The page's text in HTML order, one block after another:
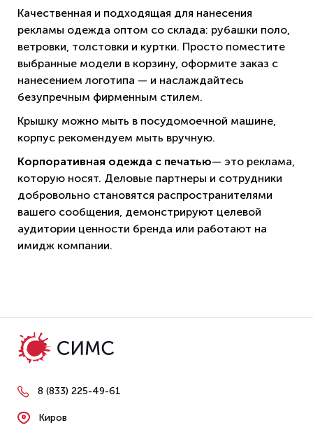
Качественная и подходящая для нанесения
рекламы одежда оптом со склада: рубашки поло,
ветровки, толстовки и куртки. Просто поместите
выбранные модели в корзину, оформите заказ с
нанесением логотипа — и наслаждайтесь
безупречным фирменным стилем.
Крышку можно мыть в посудомоечной машине,
корпус рекомендуем мыть вручную.
Корпоративная одежда с печатью— это реклама,
которую носят. Деловые партнеры и сотрудники
добровольно становятся распространителями
вашего сообщения, демонстрируют целевой
аудитории ценности бренда или работают на
имидж компании.
8 (833) 225-49-61
Киров